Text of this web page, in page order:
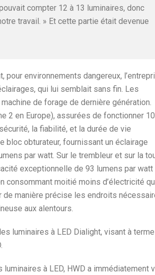
compter 12 à 13 luminaires, donc
travail. » Et cette partie était devenue
environnements dangereux,
qui lui semblait sans fin. Les
de forage de dernière génération.
2 en Europe), assurées de fonctionner
la fiabilité, et la durée de vie
bloc obturateur, fournissant un éclairage
par watt. Sur le trembleur et sur la
exceptionnelle de 93 lumens par watt
consommant moitié moins d’électricité
de manière précise les endroits
aux alentours.
luminaires à LED Dialight, visant à
à LED, HWD a immédiatement